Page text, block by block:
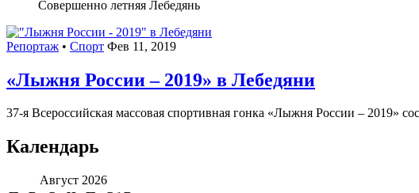
Совершенно летняя Лебедянь
Репортаж • Спорт Фев 11, 2019
«Лыжня России – 2019» в Лебедяни
37-я Всероссийская массовая спортивная гонка «Лыжня России – 2019»
Календарь
Август 2026